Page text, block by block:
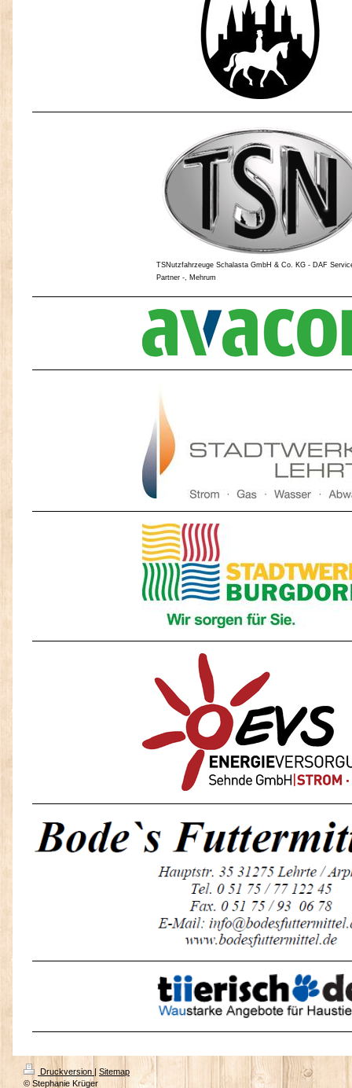
TSNutzfahrzeuge Schalasta GmbH & Co. KG - DAF
Partner -, Mehrum
Druckversion | Sitemap
© Stephanie Krüger